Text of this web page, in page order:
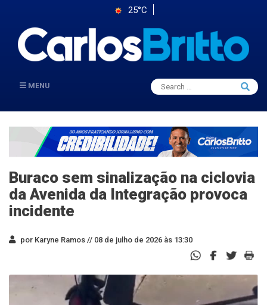
25°C
MENU
Search
for:
Search
Buraco sem sinalização na ciclovia
da Avenida da Integração provoca
incidente
por Karyne Ramos // 08 de julho de 2026 às 13:30